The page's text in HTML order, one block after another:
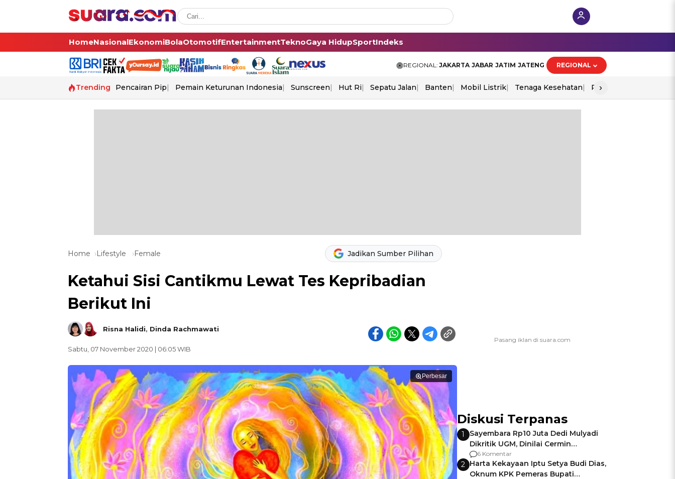
HomeNasionalEkonomiBolaOtomotifEntertainmentTeknoGaya HidupSportIndeks
REGIONAL: JAKARTA JABAR JATIM JATENG REGIONAL
Trending Pencairan Pip Pemain Keturunan Indonesia Sunscreen Hut Ri Sepatu Jalan Banten Mobil Listrik Tenaga Kesehatan Perang As-Iran
›
Home Lifestyle Female Jadikan Sumber Pilihan
Ketahui Sisi Cantikmu Lewat Tes Kepribadian
Berikut Ini
Risna Halidi, Dinda Rachmawati
Sabtu, 07 November 2020 | 06:05 WIB
Perbesar
Diskusi Terpanas
1
Sayembara Rp10 Juta Dedi Mulyadi
Dikritik UGM, Dinilai Cermin
Gagalnya Negara Jamin Keamanan
6 Komentar
2 Harta Kekayaan Iptu Setya Budi Dias,
Oknum KPK Pemeras Bupati